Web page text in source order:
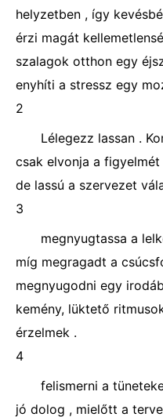
helyzetben , így
érzi magát
szalagok otthon egy
enyhíti a stressz egy
2
Lélegezz lassan .
csak elvonja a
de lassú a szervezet
3
megnyugtassa a
míg megragadt a
megnyugodni egy
kemény, lüktető
érzelmek .
4
felismerni a
jó dolog , mielőtt a